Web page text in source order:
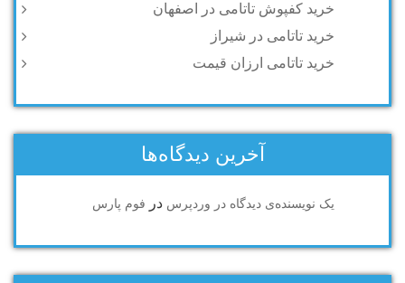
خرید کفپوش تاتامی در اصفهان
خرید تاتامی در شیراز
خرید تاتامی ارزان قیمت
آخرین دیدگاه‌ها
یک نویسنده‌ی دیدگاه در وردپرس در فوم پارس